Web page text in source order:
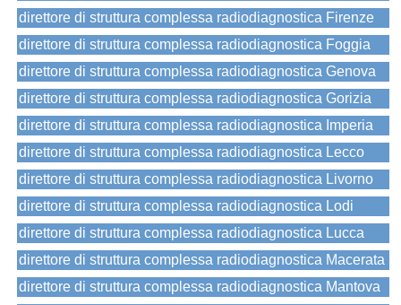
direttore di struttura complessa radiodiagnostica Firenze
direttore di struttura complessa radiodiagnostica Foggia
direttore di struttura complessa radiodiagnostica Genova
direttore di struttura complessa radiodiagnostica Gorizia
direttore di struttura complessa radiodiagnostica Imperia
direttore di struttura complessa radiodiagnostica Lecco
direttore di struttura complessa radiodiagnostica Livorno
direttore di struttura complessa radiodiagnostica Lodi
direttore di struttura complessa radiodiagnostica Lucca
direttore di struttura complessa radiodiagnostica Macerata
direttore di struttura complessa radiodiagnostica Mantova